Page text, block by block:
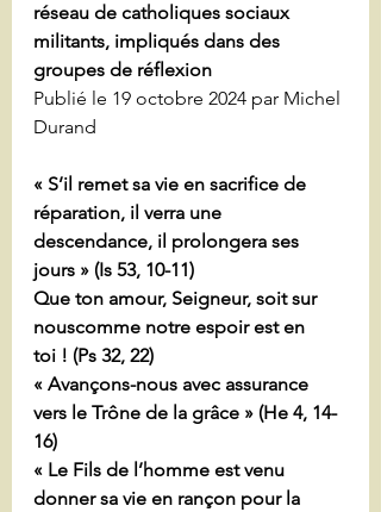
réseau de catholiques sociaux
militants, impliqués dans des
groupes de réflexion
Publié le 19 octobre 2024 par Michel
Durand
« S’il remet sa vie en sacrifice de
réparation, il verra une
descendance, il prolongera ses
jours » (Is 53, 10-11)
Que ton amour, Seigneur, soit sur
nouscomme notre espoir est en
toi ! (Ps 32, 22)
« Avançons-nous avec assurance
vers le Trône de la grâce » (He 4, 14-
16)
« Le Fils de l’homme est venu
donner sa vie en rançon pour la